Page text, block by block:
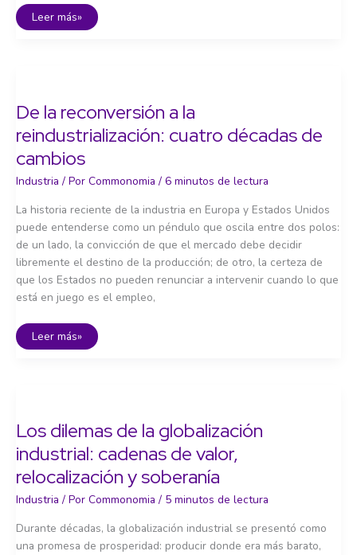
Industria
y
Leer más»
De la reconversión a la
reindustrialización: cuatro décadas de
cambios
Industria / Por Commonomia / 6 minutos de lectura
La historia reciente de la industria en Europa y Estados Unidos
puede entenderse como un péndulo que oscila entre dos polos:
de un lado, la convicción de que el mercado debe decidir
libremente el destino de la producción; de otro, la certeza de
que los Estados no pueden renunciar a intervenir cuando lo que
está en juego es el empleo,
De
cambios
Leer más»
Los dilemas de la globalización
industrial: cadenas de valor,
relocalización y soberanía
Industria / Por Commonomia / 5 minutos de lectura
Durante décadas, la globalización industrial se presentó como
una promesa de prosperidad: producir donde era más barato,